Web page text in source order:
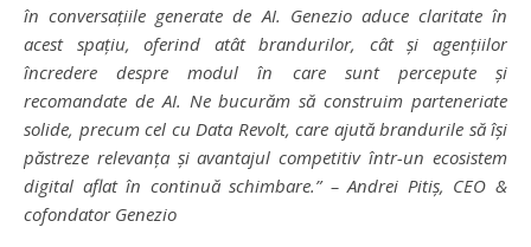
în conversațiile generate de AI. Genezio aduce claritate în
acest spațiu, oferind atât brandurilor, cât și agențiilor
încredere despre modul în care sunt percepute și
recomandate de AI. Ne bucurăm să construim parteneriate
solide, precum cel cu Data Revolt, care ajută brandurile să își
păstreze relevanța și avantajul competitiv într-un ecosistem
digital aflat în continuă schimbare.” – Andrei Pitiș, CEO &
cofondator Genezio